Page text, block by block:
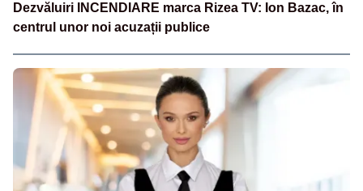
Dezvăluiri INCENDIARE marca Rizea TV: Ion Bazac, în
centrul unor noi acuzații publice